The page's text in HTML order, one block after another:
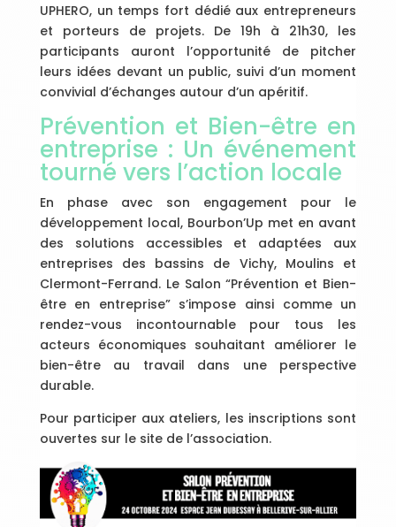
UPHERO, un temps fort dédié aux entrepreneurs
et porteurs de projets. De 19h à 21h30, les
participants auront l’opportunité de pitcher
leurs idées devant un public, suivi d’un moment
convivial d’échanges autour d’un apéritif.
Prévention et Bien-être en
entreprise : Un événement
tourné vers l’action locale
En phase avec son engagement pour le
développement local, Bourbon’Up met en avant
des solutions accessibles et adaptées aux
entreprises des bassins de Vichy, Moulins et
Clermont-Ferrand. Le Salon “Prévention et Bien-
être en entreprise” s’impose ainsi comme un
rendez-vous incontournable pour tous les
acteurs économiques souhaitant améliorer le
bien-être au travail dans une perspective
durable.
Pour participer aux ateliers, les inscriptions sont
ouvertes sur le site de l’association.